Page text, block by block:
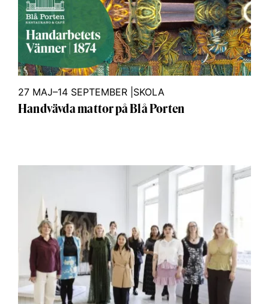
27 MAJ–14 SEPTEMBER SKOLA
Handvävda mattor på Blå Porten